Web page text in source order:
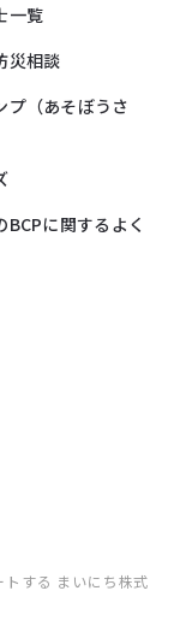
一覧
災相談
プ（あそぼうさ
BCPに関するよく
する まいにち株式